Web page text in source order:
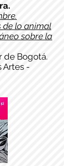
de lo animal
sobre la
de Bogotá.
Artes -